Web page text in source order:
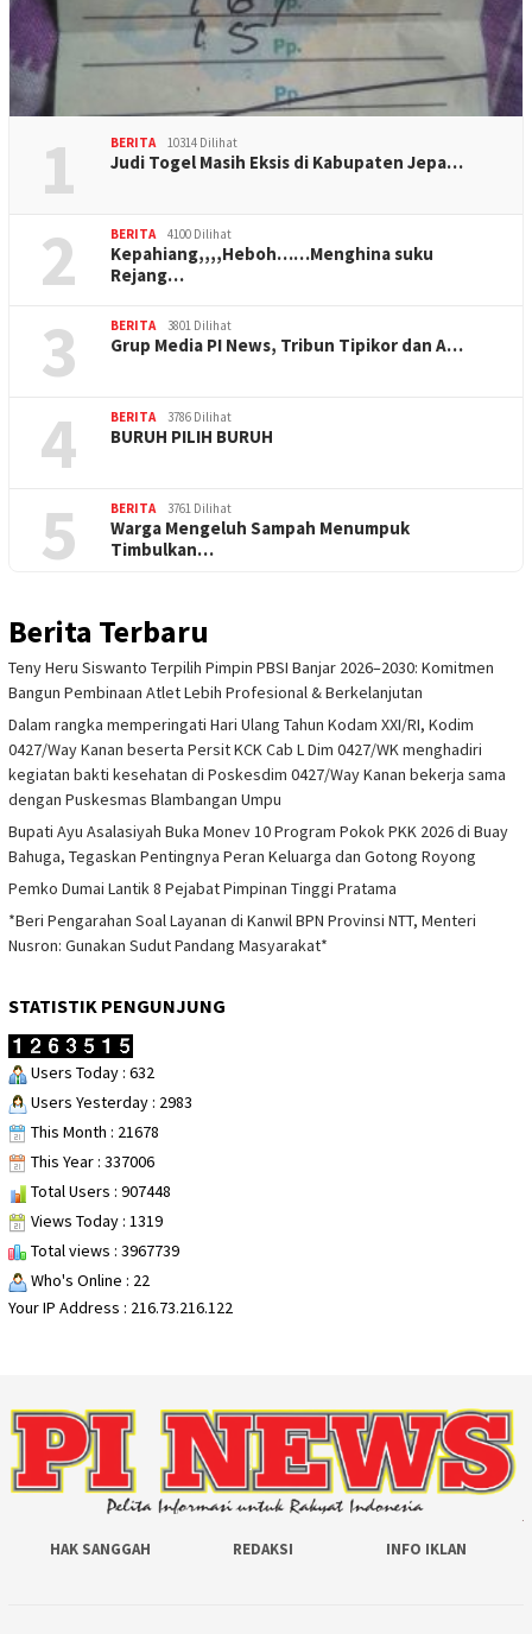
1 BERITA 10314 Dilihat
Judi Togel Masih Eksis di Kabupaten Jepa…
2 BERITA 4100 Dilihat
Kepahiang,,,,Heboh……Menghina suku
Rejang…
3 BERITA 3801 Dilihat
Grup Media PI News, Tribun Tipikor dan A…
4 BERITA 3786 Dilihat
BURUH PILIH BURUH
5 BERITA 3761 Dilihat
Warga Mengeluh Sampah Menumpuk
Timbulkan…
Berita Terbaru
Teny Heru Siswanto Terpilih Pimpin PBSI Banjar 2026–2030: Komitmen
Bangun Pembinaan Atlet Lebih Profesional & Berkelanjutan
Dalam rangka memperingati Hari Ulang Tahun Kodam XXI/RI, Kodim
0427/Way Kanan beserta Persit KCK Cab L Dim 0427/WK menghadiri
kegiatan bakti kesehatan di Poskesdim 0427/Way Kanan bekerja sama
dengan Puskesmas Blambangan Umpu
Bupati Ayu Asalasiyah Buka Monev 10 Program Pokok PKK 2026 di Buay
Bahuga, Tegaskan Pentingnya Peran Keluarga dan Gotong Royong
Pemko Dumai Lantik 8 Pejabat Pimpinan Tinggi Pratama
*Beri Pengarahan Soal Layanan di Kanwil BPN Provinsi NTT, Menteri
Nusron: Gunakan Sudut Pandang Masyarakat*
STATISTIK PENGUNJUNG
Users Today : 632
Users Yesterday : 2983
This Month : 21678
This Year : 337006
Total Users : 907448
Views Today : 1319
Total views : 3967739
Who's Online : 22
Your IP Address : 216.73.216.122
HAK SANGGAH REDAKSI INFO IKLAN